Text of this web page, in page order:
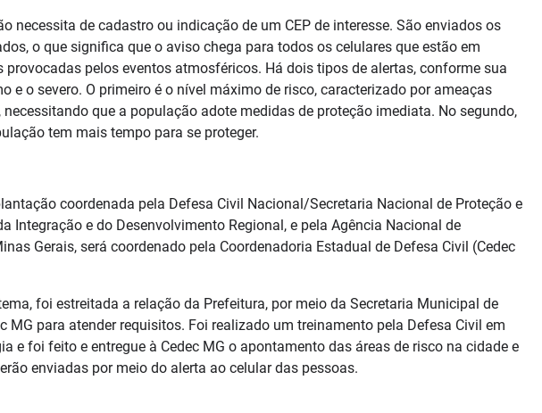
necessita de cadastro ou indicação de um CEP de interesse. São enviados os
o que significa que o aviso chega para todos os celulares que estão em
provocadas pelos eventos atmosféricos. Há dois tipos de alertas, conforme sua
e o severo. O primeiro é o nível máximo de risco, caracterizado por ameaças
que a população adote medidas de proteção imediata. No segundo,
tem mais tempo para se proteger.
coordenada pela Defesa Civil Nacional/Secretaria Nacional de Proteção e
Integração e do Desenvolvimento Regional, e pela Agência Nacional de
Gerais, será coordenado pela Coordenadoria Estadual de Defesa Civil (Cedec
foi estreitada a relação da Prefeitura, por meio da Secretaria Municipal de
MG para atender requisitos. Foi realizado um treinamento pela Defesa Civil em
e foi feito e entregue à Cedec MG o apontamento das áreas de risco na cidade e
enviadas por meio do alerta ao celular das pessoas.